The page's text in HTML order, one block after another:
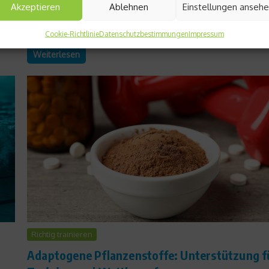
Akzeptieren Ablehnen Einstellungen
Cookie-RichtlinieDatenschutzbestimmungenImpressum
eigenverantwortliches Handeln und sicheres Skifahren. Bei
Lechtaler Skitourentagen vom 22. bis 26. Januar 2025
Neulinge und Fortgeschrittene das nötige Know-How
Weiterlesen
Richtig trainieren
Adaptogene Pflanzenstoffe: Unterstützung